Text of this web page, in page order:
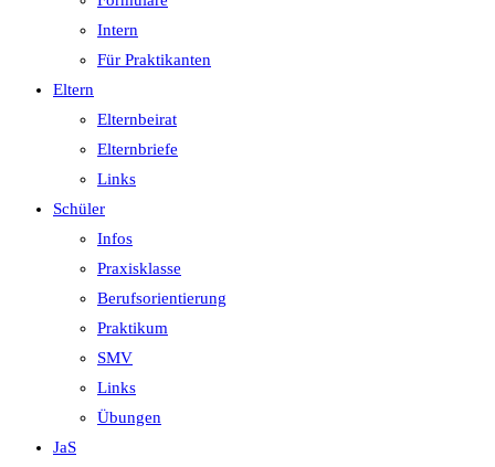
Intern
Für Praktikanten
Eltern
Elternbeirat
Elternbriefe
Links
Schüler
Infos
Praxisklasse
Berufsorientierung
Praktikum
SMV
Links
Übungen
JaS